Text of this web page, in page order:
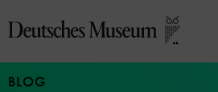
zum
BLOG